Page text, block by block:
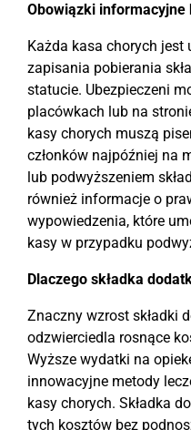
Obowiązki informacyjne
Każda kasa chorych
zapisania pobierania
statucie. Ubezpieczeni
placówkach lub na
kasy chorych muszą
członków najpóźniej na
lub podwyższeniem
również informacje o
wypowiedzenia, które
kasy w przypadku
Dlaczego składka
Znaczny wzrost składki
odzwierciedla rosnące
Wyższe wydatki na
innowacyjne metody
kasy chorych. Składka
tych kosztów bez